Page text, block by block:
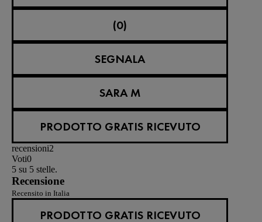
(0)
SEGNALA
SARA M
PRODOTTO GRATIS RICEVUTO
recensioni2
Voti0
5 su 5 stelle.
Recensione
Recensito in Italia
PRODOTTO GRATIS RICEVUTO